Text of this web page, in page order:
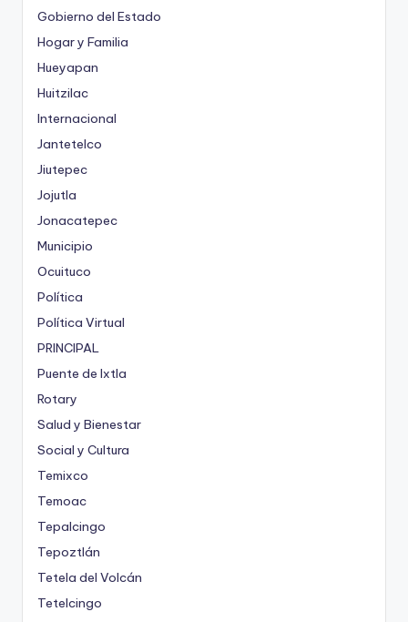
Gobierno del Estado
Hogar y Familia
Hueyapan
Huitzilac
Internacional
Jantetelco
Jiutepec
Jojutla
Jonacatepec
Municipio
Ocuituco
Política
Política Virtual
PRINCIPAL
Puente de Ixtla
Rotary
Salud y Bienestar
Social y Cultura
Temixco
Temoac
Tepalcingo
Tepoztlán
Tetela del Volcán
Tetelcingo